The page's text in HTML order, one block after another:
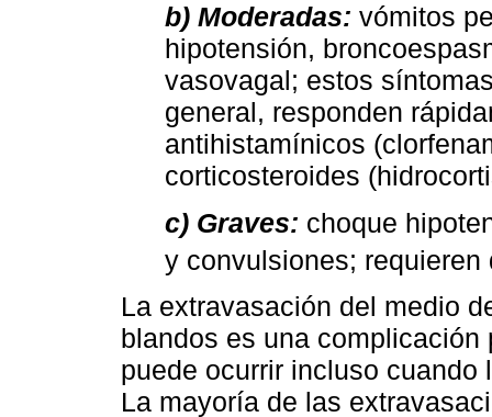
b) Moderadas: vómitos
hipotensión,
vasovagal; estos
general, responden
antihistamínicos
corticosteroides
c) Graves: choque
y convulsiones;
La extravasación del medio
blandos es una
puede ocurrir incluso
La mayoría de las